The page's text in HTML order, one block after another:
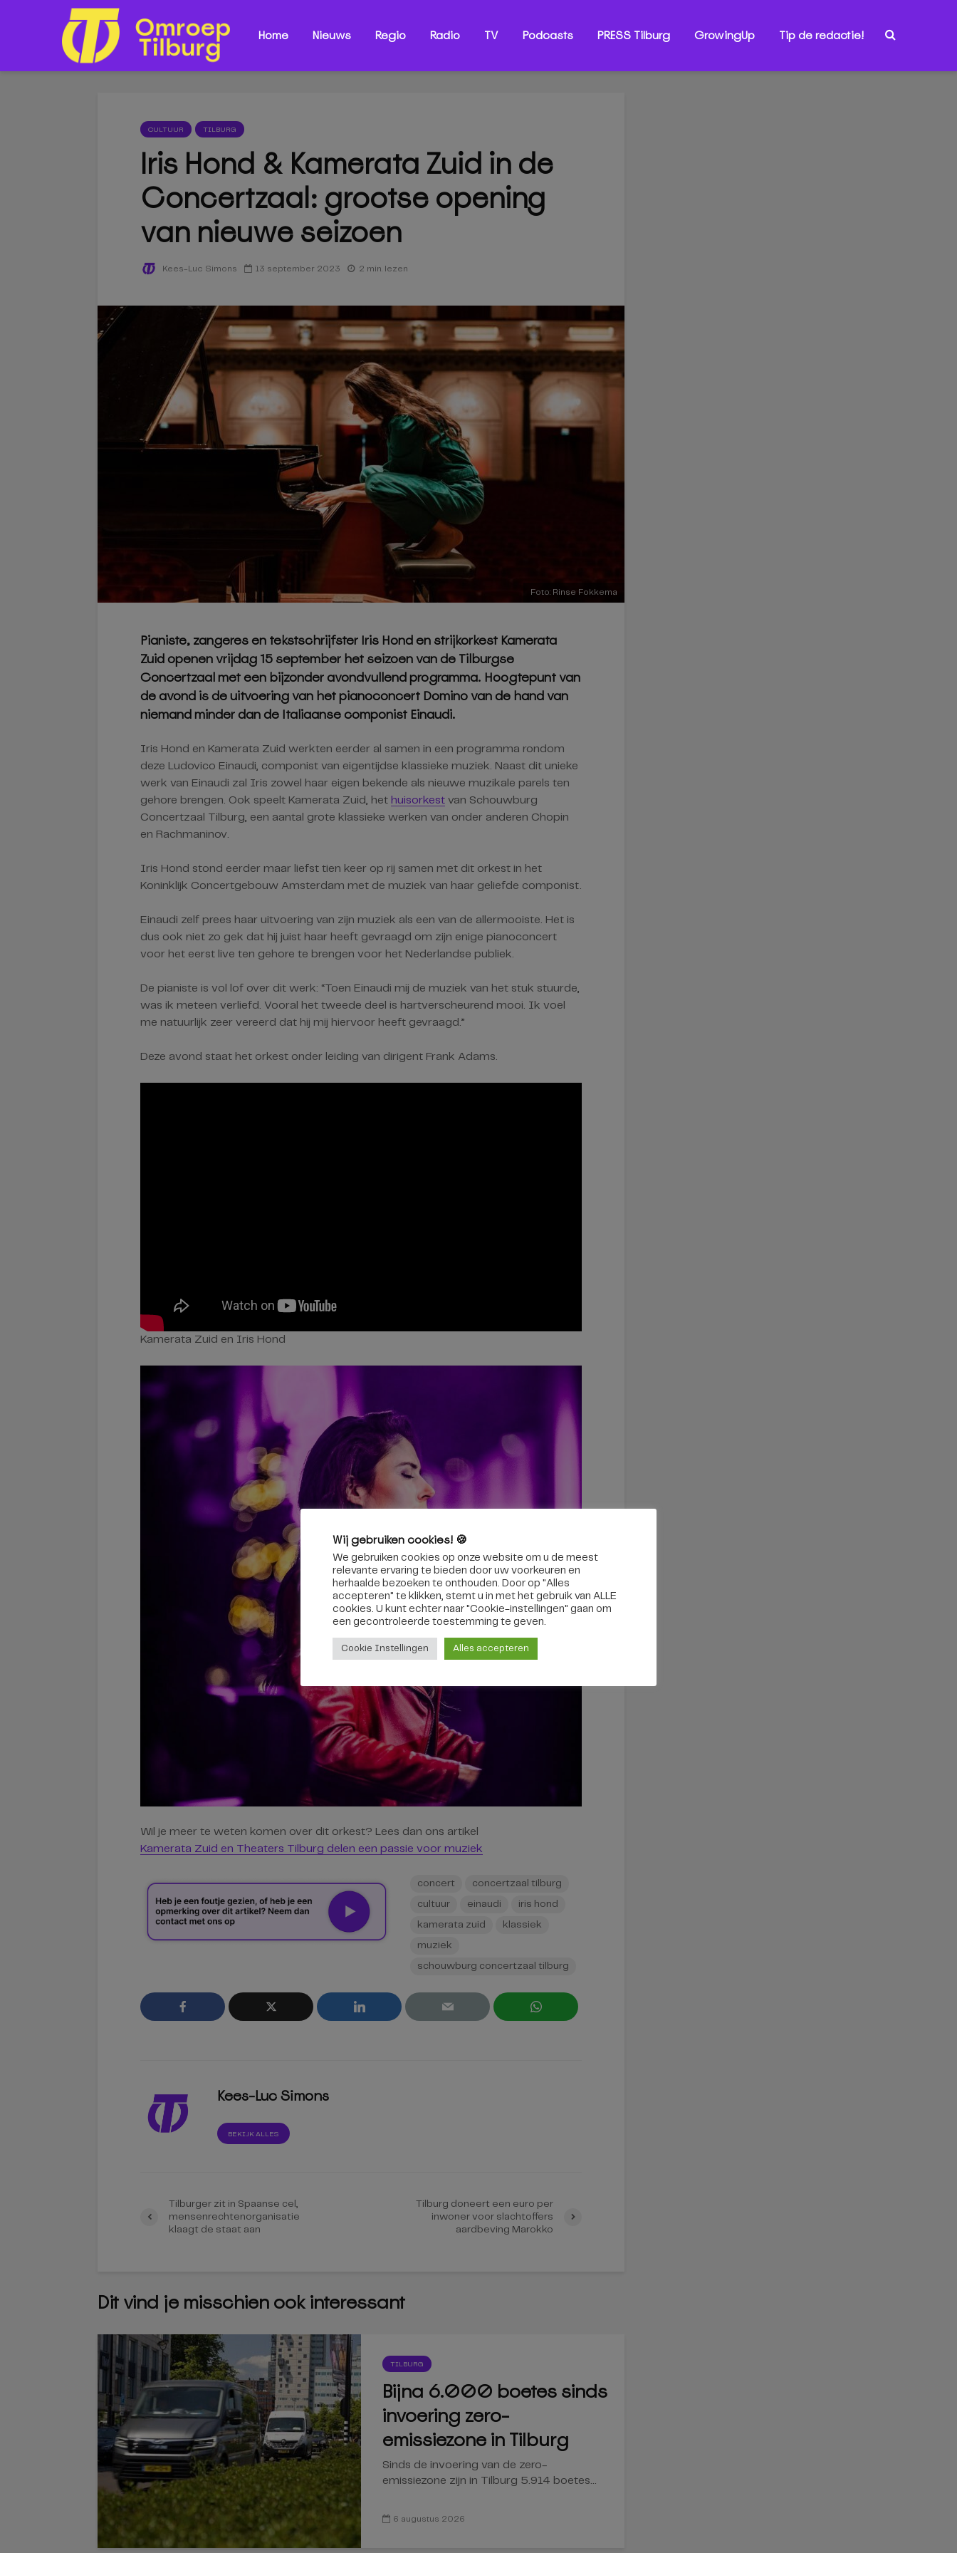
Home Nieuws Regio Radio TV Podcasts PRESS Tilburg GrowingUp Tip de redactie!
CULTUUR TILBURG
Iris Hond & Kamerata Zuid in de
Concertzaal: grootse opening
van nieuwe seizoen
Kees-Luc Simons 13 september 2023 2 min. lezen
Foto: Rinse Fokkema
Pianiste, zangeres en tekstschrijfster Iris Hond en strijkorkest Kamerata
Zuid openen vrijdag 15 september het seizoen van de Tilburgse
Concertzaal met een bijzonder avondvullend programma. Hoogtepunt van
de avond is de uitvoering van het pianoconcert Domino van de hand van
niemand minder dan de Italiaanse componist Einaudi.
Iris Hond en Kamerata Zuid werkten eerder al samen in een programma rondom
deze Ludovico Einaudi, componist van eigentijdse klassieke muziek. Naast dit unieke
werk van Einaudi zal Iris zowel haar eigen bekende als nieuwe muzikale parels ten
gehore brengen. Ook speelt Kamerata Zuid, het huisorkest van Schouwburg
Concertzaal Tilburg, een aantal grote klassieke werken van onder anderen Chopin
en Rachmaninov.
Iris Hond stond eerder maar liefst tien keer op rij samen met dit orkest in het
Koninklijk Concertgebouw Amsterdam met de muziek van haar geliefde componist.
Einaudi zelf prees haar uitvoering van zijn muziek als een van de allermooiste. Het is
dus ook niet zo gek dat hij juist haar heeft gevraagd om zijn enige pianoconcert
voor het eerst live ten gehore te brengen voor het Nederlandse publiek.
De pianiste is vol lof over dit werk: “Toen Einaudi mij de muziek van het stuk stuurde,
was ik meteen verliefd. Vooral het tweede deel is hartverscheurend mooi. Ik voel
me natuurlijk zeer vereerd dat hij mij hiervoor heeft gevraagd.”
Deze avond staat het orkest onder leiding van dirigent Frank Adams.
Kamerata Zuid en Iris Hond
Wil je meer te weten komen over dit orkest? Lees dan ons artikel
Kamerata Zuid en Theaters Tilburg delen een passie voor muziek
concert concertzaal tilburg
cultuur einaudi iris hond
kamerata zuid klassiek
muziek
schouwburg concertzaal tilburg
Kees-Luc Simons
BEKIJK ALLES
Tilburger zit in Spaanse cel,
mensenrechtenorganisatie
klaagt de staat aan
Tilburg doneert een euro per
inwoner voor slachtoffers
aardbeving Marokko
Dit vind je misschien ook interessant
TILBURG
Bijna 6.000 boetes sinds
invoering zero-
emissiezone in Tilburg
Sinds de invoering van de zero-
emissiezone zijn in Tilburg 5.914 boetes...
6 augustus 2026
Wij gebruiken cookies! 🍪
We gebruiken cookies op onze website om u de meest
relevante ervaring te bieden door uw voorkeuren en
herhaalde bezoeken te onthouden. Door op "Alles
accepteren" te klikken, stemt u in met het gebruik van ALLE
cookies. U kunt echter naar "Cookie-instellingen" gaan om
een ​​gecontroleerde toestemming te geven.
Cookie Instellingen Alles accepteren